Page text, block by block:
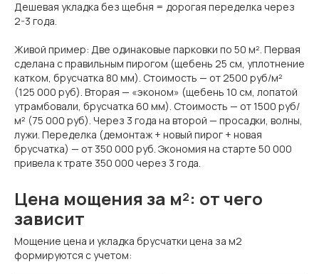
Дешевая укладка без щебня = дорогая переделка через
2-3 года.
Живой пример: Две одинаковые парковки по 50 м². Первая
сделана с правильным пирогом (щебень 25 см, уплотнение
катком, брусчатка 80 мм). Стоимость — от 2500 руб/м²
(125 000 руб). Вторая — «эконом» (щебень 10 см, лопатой
утрамбовали, брусчатка 60 мм). Стоимость — от 1500 руб/
м² (75 000 руб). Через 3 года на второй — просадки, волны,
лужи. Переделка (демонтаж + новый пирог + новая
брусчатка) — от 350 000 руб. Экономия на старте 50 000
привела к трате 350 000 через 3 года.
Цена мощения за м²: от чего
зависит
Мощение цена и укладка брусчатки цена за м2
формируются с учетом: